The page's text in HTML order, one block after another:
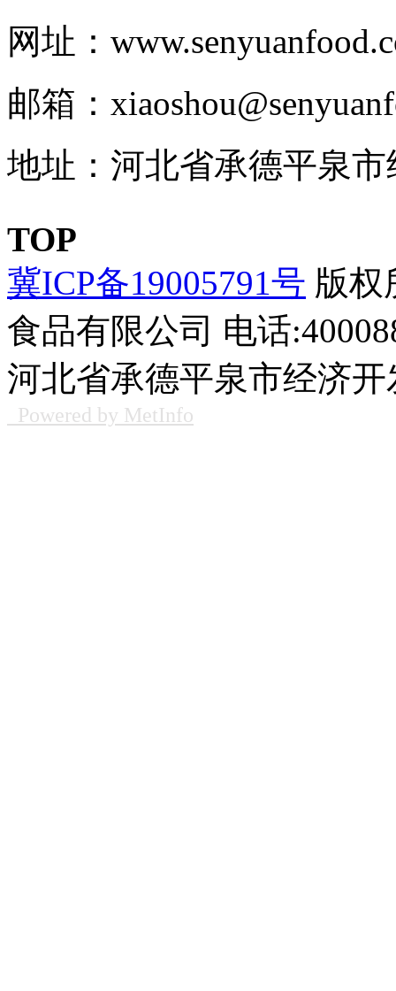
网址：
邮箱：
地址：河北省承德平泉
TOP
冀ICP备19005791号 版权
食品有限公司 电话
河北省承德平泉市经济开
Powered by MetInfo